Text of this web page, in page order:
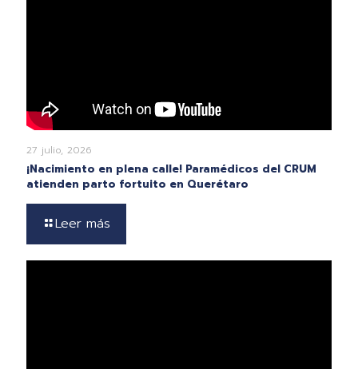
27 julio, 2026
¡Nacimiento en plena calle! Paramédicos del CRUM
atienden parto fortuito en Querétaro
Leer más